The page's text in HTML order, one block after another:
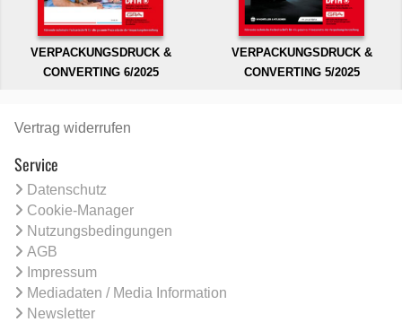
VERPACKUNGSDRUCK &
CONVERTING 6/2025
VERPACKUNGSDRUCK &
CONVERTING 5/2025
Vertrag widerrufen
Service
Datenschutz
Cookie-Manager
Nutzungsbedingungen
AGB
Impressum
Mediadaten / Media Information
Newsletter